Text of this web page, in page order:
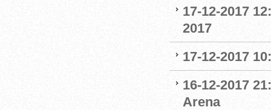
17-12-2017
2017
17-12-2017
16-12-2017
Arena